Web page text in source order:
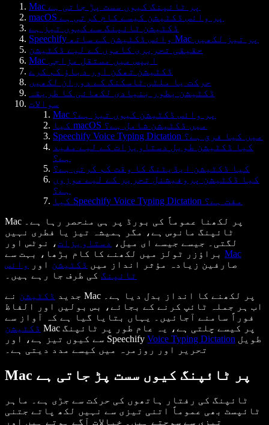
Mac پر ٹائپنگ کیوں سست پڑ جاتی ہے
macOS پر وائس ڈکٹیشن کیسے کام کرتی ہے
ڈکٹیشن ٹائپنگ سے کیوں تیز ہے
Speechify وائس ڈکٹیشن کے ساتھ Mac پر تیز لکھیں
حقیقی تحریری کاموں کے لیے ڈکٹیشن
Mac ایپس میں مستقل مزاجی
ڈکٹیشن تھکن اور دباؤ کم کرے
حرکت یا ملٹی ٹاسکنگ کے دوران لکھیں
ڈکٹیشن بطور بنیادی لکھائی کا طریقہ
سوالات
Mac پر وائس ڈکٹیشن کیوں تیز ہے؟
کیا macOS میں ڈکٹیشن شامل ہے؟
Speechify Voice Typing Dictation میں کیا فرق ہے؟
کیا ڈکٹیشن طویل دستاویزات کے لیے مفید
ہے؟
کیا ڈکٹیشن ایڈیٹنگ کا وقت کم کرتی ہے؟
کیا ڈکٹیشن پروفیشنل تحریر کے لیے موزوں
ہے؟
کیا Speechify Voice Typing Dictation مفت ہے؟
Mac پر لکھنا عموماً کی بورڈ پر ہی منحصر رہا ہے۔
ٹائپنگ مانوس ہے، مگر ہمیشہ تیز یا فطری نہیں
لگتی۔ جیسے جیسے ای میل،
دستاویزات، نوٹس اور
Mac
صارفین زیادہ مؤثر انداز میں ڈکٹیشن اور
وائس
ٹائپنگ کی طرف جا رہے ہیں۔
جدید ڈکٹیشن نے Mac پر لکھنے کا انداز بدل دیا ہے۔
اب ہر جملہ ٹائپ کرنے کے بجائے، بس بولیں اور الفاظ
فوراً سامنے آجائیں۔ یہاں بتایا گیا ہے کہ آواز سے
ڈکٹیشن Mac پر کیسے چلتی ہے، یہ عام طور پر ٹائپنگ
سے کیوں تیز ہے، اور Speechify Voice Typing Dictation
تحریر اور روزمرہ میں کیسے مدد دیتی ہے۔
Mac پر ٹائپنگ کیوں سست پڑ جاتی ہے
ٹائپنگ کی رفتار ہاتھوں کی حرکت سے جڑی ہے۔ ماہر
ٹائپسٹ بھی عموماً اتنی تیزی سے نہیں لکھ پاتے جتنی
تیزی سے سوچتے ہیں۔ خیالات آگے ہوتے ہیں اور